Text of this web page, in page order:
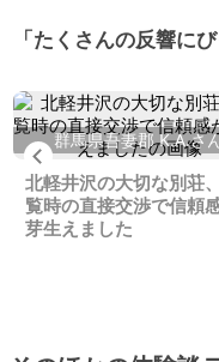
「たくさんの反響に
Previous
群馬県吾妻郡 K.A.さ
北軽井沢の大切な別荘
覧時の直接交渉で信頼
芽生えました